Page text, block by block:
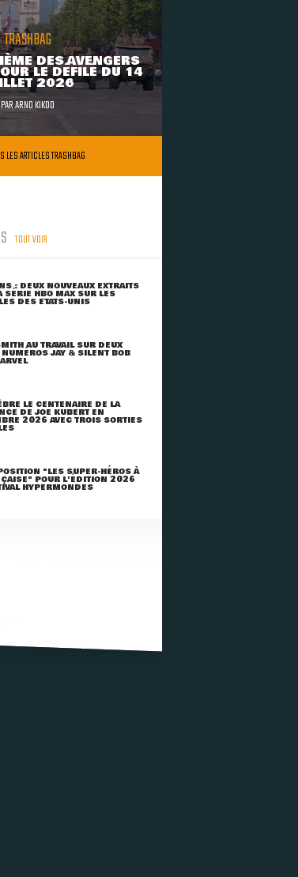
TRASHBAG
DES AVENGERS
LE DÉFILÉ DU 14
2026
PARARNO KIKOO
LES ARTICLES TRASHBAG
TOUT VOIR
: DEUX NOUVEAUX EXTRAITS
SÉRIE HBO MAX SUR LES
DES ETATS-UNIS
AU TRAVAIL SUR DEUX
NUMÉROS JAY & SILENT BOB
LE CENTENAIRE DE LA
DE JOE KUBERT EN
2026 AVEC TROIS SORTIES
"LES SUPER-HÉROS À
POUR L'ÉDITION 2026
HYPERMONDES